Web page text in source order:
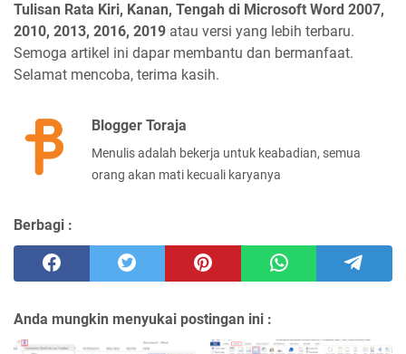
Tulisan Rata Kiri, Kanan, Tengah di Microsoft Word 2007,
2010, 2013, 2016, 2019 atau versi yang lebih terbaru.
Semoga artikel ini dapar membantu dan bermanfaat.
Selamat mencoba, terima kasih.
Blogger Toraja
Menulis adalah bekerja untuk keabadian, semua
orang akan mati kecuali karyanya
Berbagi :
Anda mungkin menyukai postingan ini :